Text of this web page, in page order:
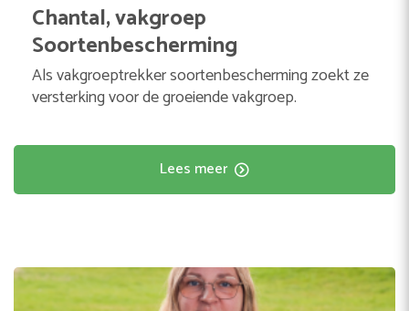
Chantal, vakgroep
Soortenbescherming
Als vakgroeptrekker soortenbescherming zoekt ze
versterking voor de groeiende vakgroep.
Lees meer